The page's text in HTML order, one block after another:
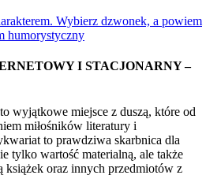
Wybierz dzwonek, a powiem
humorystyczny
I STACJONARNY –
to wyjątkowe miejsce z duszą, które od
miłośników literatury i
to prawdziwa skarbnica dla
tylko wartość materialną, ale także
książek oraz innych przedmiotów z